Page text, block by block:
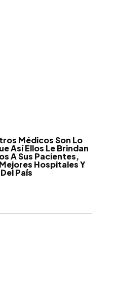
Médicos Son Lo
Así Ellos Le Brindan
A Sus Pacientes,
Hospitales Y
País